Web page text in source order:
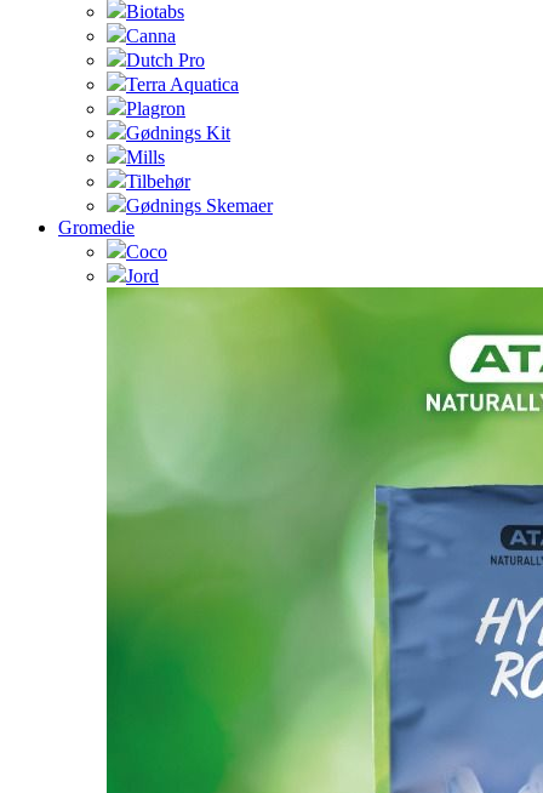
Biotabs
Canna
Dutch Pro
Terra Aquatica
Plagron
Gødnings Kit
Mills
Tilbehør
Gødnings Skemaer
Gromedie
Coco
Jord